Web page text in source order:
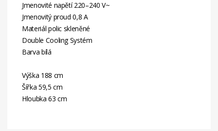
Jmenovité napětí 220–240 V~
Jmenovitý proud 0,8 A
Materiál polic skleněné
Double Cooling Systém
Barva bílá
Výška 188 cm
Šířka 59,5 cm
Hloubka 63 cm